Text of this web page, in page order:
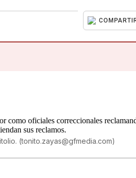
(tonito.zayas@gfmedia.com)